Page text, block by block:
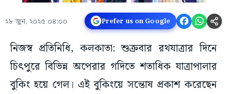
২৮ জুন, ২০২৫ ০৪:০০ Prefer us on Google
নিজস্ব প্রতিনিধি, কলকাতা: শুক্রবার রথযাত্রার দিনে
চিৎপুরে বিভিন্ন অপেরার গদিতে শতাধিক যাত্রাপালার
বুকিং হয়ে গেল। এই বুকিংয়ে সন্তোষ প্রকাশ করেছেন